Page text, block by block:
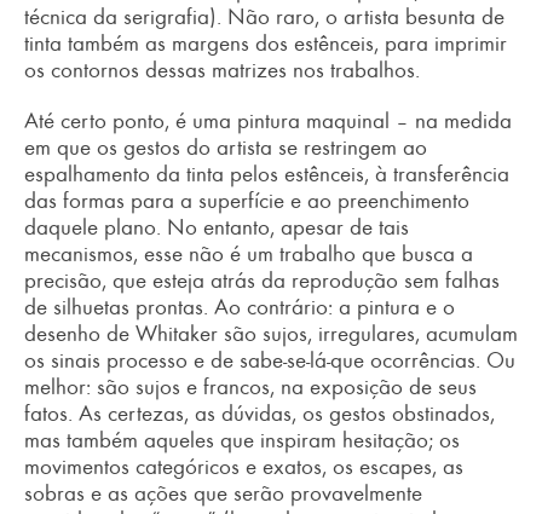
técnica da serigrafia). Não raro, o artista besunta de
tinta também as margens dos estênceis, para imprimir
os contornos dessas matrizes nos trabalhos.
Até certo ponto, é uma pintura maquinal – na medida
em que os gestos do artista se restringem ao
espalhamento da tinta pelos estênceis, à transferência
das formas para a superfície e ao preenchimento
daquele plano. No entanto, apesar de tais
mecanismos, esse não é um trabalho que busca a
precisão, que esteja atrás da reprodução sem falhas
de silhuetas prontas. Ao contrário: a pintura e o
desenho de Whitaker são sujos, irregulares, acumulam
os sinais processo e de sabe-se-lá-que ocorrências. Ou
melhor: são sujos e francos, na exposição de seus
fatos. As certezas, as dúvidas, os gestos obstinados,
mas também aqueles que inspiram hesitação; os
movimentos categóricos e exatos, os escapes, as
sobras e as ações que serão provavelmente